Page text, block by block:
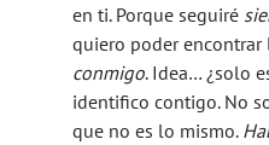
en ti. Porque seguiré
quiero poder encontrar
conmigo. Idea… ¿solo
identifico contigo. No
que no es lo mismo.